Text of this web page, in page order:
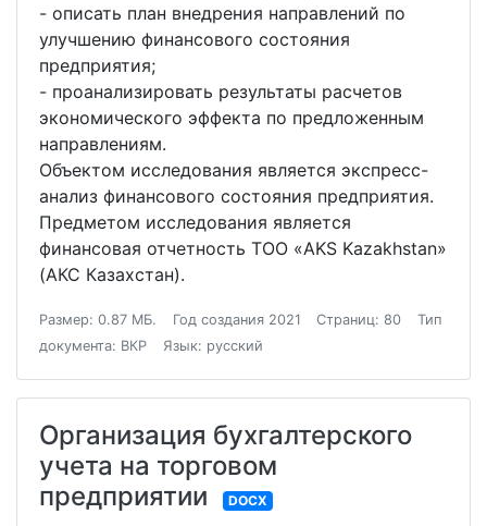
- описать план внедрения направлений по
улучшению финансового состояния
предприятия;
- проанализировать результаты расчетов
экономического эффекта по предложенным
направлениям.
Объектом исследования является экспресс-
анализ финансового состояния предприятия.
Предметом исследования является
финансовая отчетность ТОО «AKS Kazakhstan»
(АКС Казахстан).
Размер: 0.87 МБ. Год создания 2021 Страниц: 80
Тип
документа: ВКР
Язык: русский
Организация бухгалтерского
учета на торговом
предприятии
DOCX